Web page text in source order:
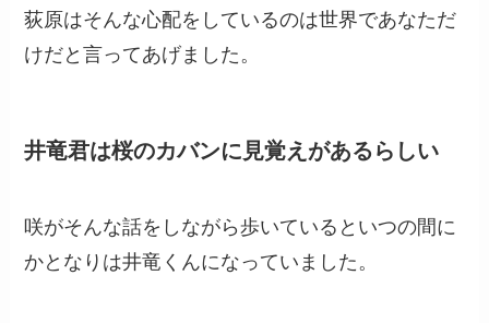
荻原はそんな心配をしているのは世界であなただ
けだと言ってあげました。
井竜君は桜のカバンに見覚えがあるらしい
咲がそんな話をしながら歩いているといつの間に
かとなりは井竜くんになっていました。